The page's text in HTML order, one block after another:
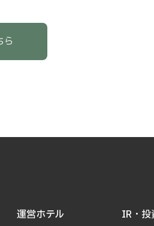
ら
運営ホテル IR・投